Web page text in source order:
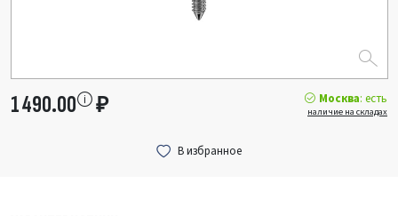
1 490.00 ₽ Москва: есть
наличие на складах